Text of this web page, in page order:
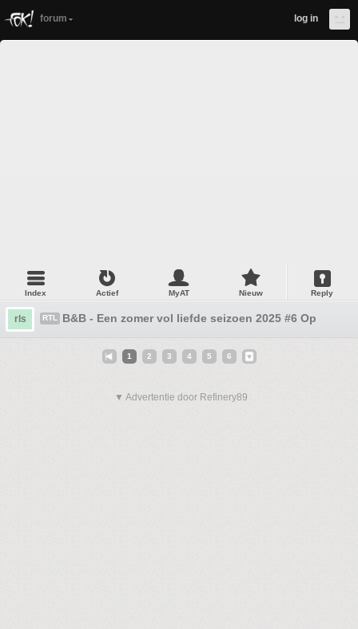
forum log in
Index Actief MyAT Nieuw Reply
rls RTL B&B - Een zomer vol liefde seizoen 2025 #6 Op roze
1 2 3 4 5 6
▼ Advertentie door Refinery89